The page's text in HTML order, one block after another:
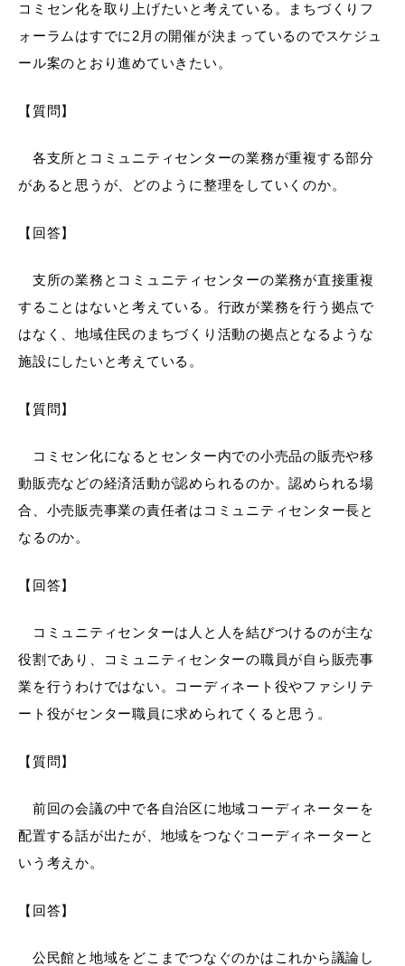
コミセン化を取り上げたいと考えている。まちづくりフ
ォーラムはすでに2月の開催が決まっているのでスケジュ
ール案のとおり進めていきたい。
【質問】
各支所とコミュニティセンターの業務が重複する部分
があると思うが、どのように整理をしていくのか。
【回答】
支所の業務とコミュニティセンターの業務が直接重複
することはないと考えている。行政が業務を行う拠点で
はなく、地域住民のまちづくり活動の拠点となるような
施設にしたいと考えている。
【質問】
コミセン化になるとセンター内での小売品の販売や移
動販売などの経済活動が認められるのか。認められる場
合、小売販売事業の責任者はコミュニティセンター長と
なるのか。
【回答】
コミュニティセンターは人と人を結びつけるのが主な
役割であり、コミュニティセンターの職員が自ら販売事
業を行うわけではない。コーディネート役やファシリテ
ート役がセンター職員に求められてくると思う。
【質問】
前回の会議の中で各自治区に地域コーディネーターを
配置する話が出たが、地域をつなぐコーディネーターと
いう考えか。
【回答】
公民館と地域をどこまでつなぐのかはこれから議論し